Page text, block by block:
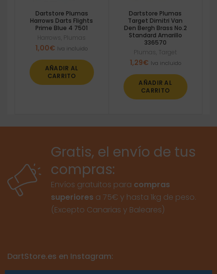
Dartstore Plumas
Harrows Darts Flights
Prime Blue 4 7501
Harrows Plumas
1,00€ Iva incluido
AÑADIR AL
CARRITO
Dartstore Plumas
Target Dimitri Van
Den Bergh Brass No.2
Standard Amarillo
336570
Plumas Target
1,29€ Iva incluido
AÑADIR AL
CARRITO
Gratis, el envío de tus
compras:
Envíos gratuitos para compras
superiores a 75€ y hasta 1kg de peso.
(Excepto Canarias y Baleares)
DartStore.es en Instagram: